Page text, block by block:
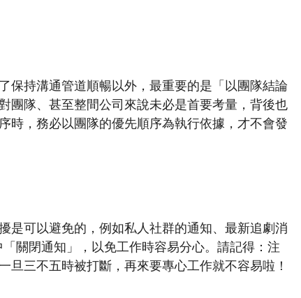
保持溝通管道順暢以外，最重要的是「以團隊結論
團隊、甚至整間公司來說未必是首要考量，背後也
時，務必以團隊的優先順序為執行依據，才不會發
是可以避免的，例如私人社群的通知、最新追劇消
關閉通知」，以免工作時容易分心。請記得：注
旦三不五時被打斷，再來要專心工作就不容易啦！